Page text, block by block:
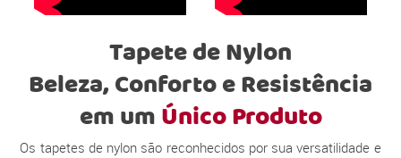
Tapete de Nylon
Beleza, Conforto e Resistência
em umÚnico Produto
Os tapetes de nylon são reconhecidos por sua versatilidade e